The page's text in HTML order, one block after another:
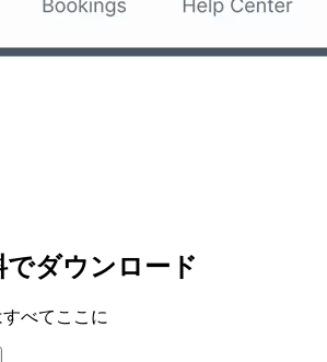
ダウンロード
べてここに